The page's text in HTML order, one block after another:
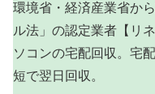
環境省・経済産業省か
ル法」の認定業者【リ
ソコンの宅配回収。宅
短で翌日回収。